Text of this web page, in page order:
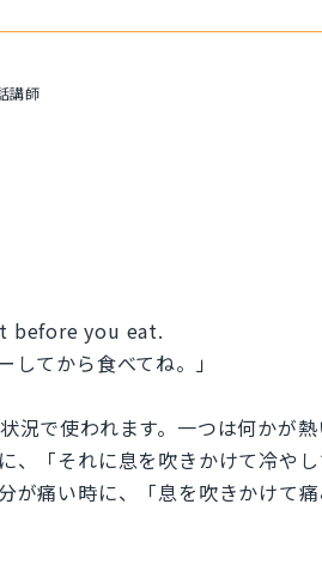
講師
before you eat.
してから食べてね。」
で使われます。一つは何かが
、「それに息を吹きかけて冷や
が痛い時に、「息を吹きかけて